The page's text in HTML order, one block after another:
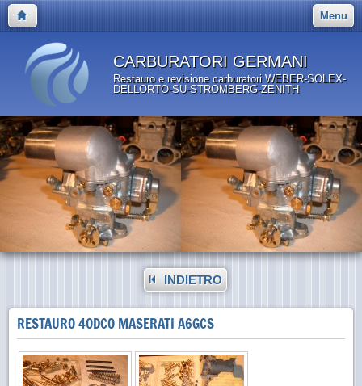
Menu
CARBURATORI GERMANI
Restauro e revisione carburatori WEBER-SOLEX-
DELLORTO-SU-STROMBERG-ZENITH
INDIETRO
RESTAURO 40DCO MASERATI A6GCS